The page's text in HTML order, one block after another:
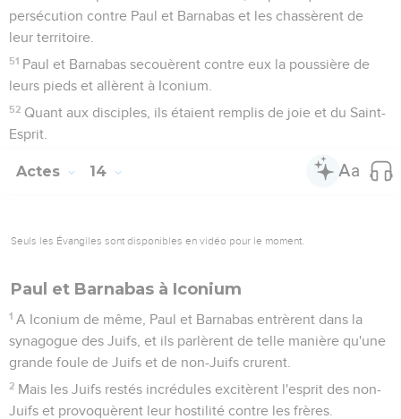
persécution contre Paul et Barnabas et les chassèrent de
leur territoire.
51 Paul et Barnabas secouèrent contre eux la poussière de
leurs pieds et allèrent à Iconium.
52 Quant aux disciples, ils étaient remplis de joie et du Saint-
Esprit.
Actes 14
Seuls les Évangiles sont disponibles en vidéo pour le moment.
Paul et Barnabas à Iconium
1 A Iconium de même, Paul et Barnabas entrèrent dans la
synagogue des Juifs, et ils parlèrent de telle manière qu'une
grande foule de Juifs et de non-Juifs crurent.
2 Mais les Juifs restés incrédules excitèrent l'esprit des non-
Juifs et provoquèrent leur hostilité contre les frères.